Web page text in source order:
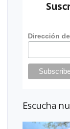
Dirección
Escucha